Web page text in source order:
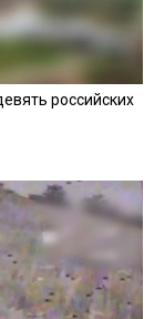
российских